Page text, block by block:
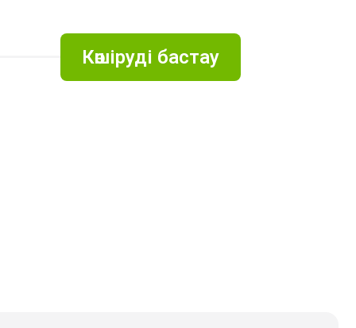
Көшіруді бастау